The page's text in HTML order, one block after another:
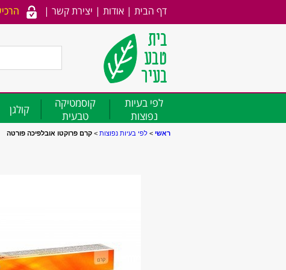
דף הבית | אודות | יצירת קשר |
לפי בעיות
נפוצות
קוסמטיקה
טבעית
קולגן
ראשי > לפי בעיות נפוצות > קרם פרוקטו אובלפיכה פורטה